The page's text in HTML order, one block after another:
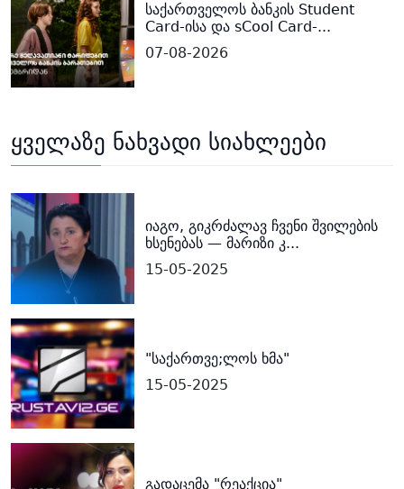
საქართველოს ბანკის Student
Card-ისა და sCool Card-...
07-08-2026
ყველაზე ნახვადი სიახლეები
იაგო, გიკრძალავ ჩვენი შვილების
ხსენებას — მარიზი კ...
15-05-2025
"საქართვე;ლოს ხმა"
15-05-2025
გადაცემა "რეაქცია"